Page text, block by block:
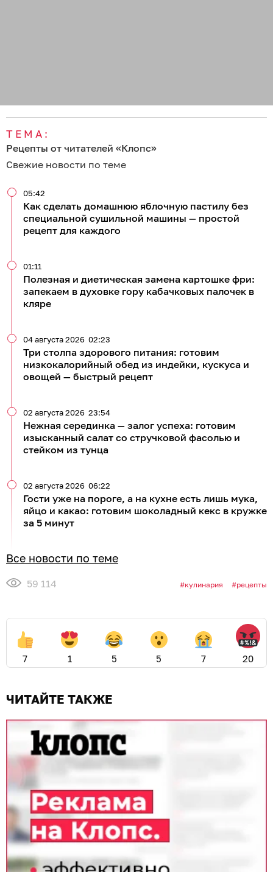
ТЕМА:
Рецепты от читателей «Клопс»
Свежие новости по теме
Как сделать домашнюю яблочную пастилу без
специальной сушильной машины — простой
рецепт для каждого
05:42
Полезная и диетическая замена картошке фри:
запекаем в духовке гору кабачковых палочек в
кляре
01:11
Три столпа здорового питания: готовим
низкокалорийный обед из индейки, кускуса и
овощей — быстрый рецепт
04 августа 2026 02:23
Нежная серединка — залог успеха: готовим
изысканный салат со стручковой фасолью и
стейком из тунца
02 августа 2026 23:54
Гости уже на пороге, а на кухне есть лишь мука,
яйцо и какао: готовим шоколадный кекс в кружке
за 5 минут
02 августа 2026 06:22
Все новости по теме
59 114 кулинария рецепты
7 1 5 5 7 20
ЧИТАЙТЕ ТАКЖЕ